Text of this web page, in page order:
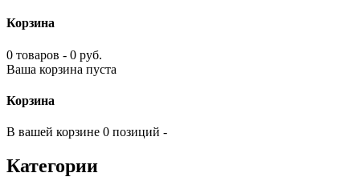
Корзина
0 товаров - 0 руб.
Ваша корзина пуста
Корзина
В вашей корзине 0 позиций -
Категории